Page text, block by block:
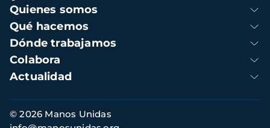
Navegación
principal
Quienes somos
Qué hacemos
Dónde trabajamos
Colabora
Actualidad
Información
de
© 2026 Manos Unidas